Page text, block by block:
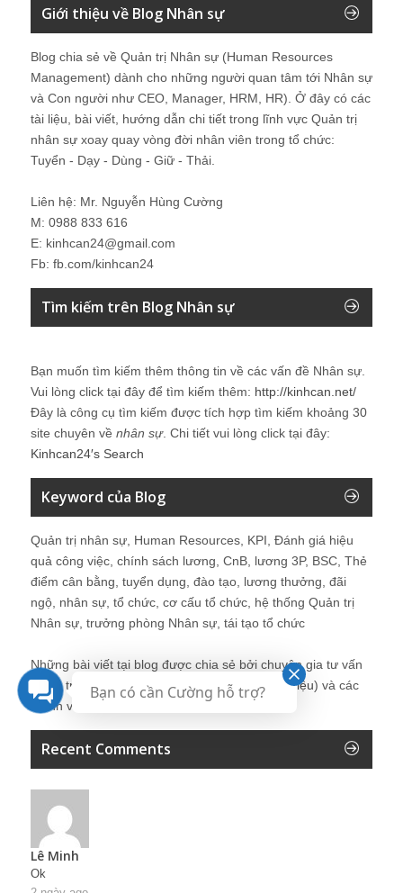
Giới thiệu về Blog Nhân sự
Blog chia sẻ về Quản trị Nhân sự (Human Resources
Management) dành cho những người quan tâm tới Nhân sự
và Con người như CEO, Manager, HRM, HR). Ở đây có các
tài liệu, bài viết, hướng dẫn chi tiết trong lĩnh vực Quản trị
nhân sự xoay quay vòng đời nhân viên trong tổ chức:
Tuyển - Dạy - Dùng - Giữ - Thải.
Liên hệ: Mr. Nguyễn Hùng Cường
M: 0988 833 616
E: kinhcan24@gmail.com
Fb: fb.com/kinhcan24
Tìm kiếm trên Blog Nhân sự
Bạn muốn tìm kiếm thêm thông tin về các vấn đề Nhân sự
Vui lòng click tại đây để tìm kiếm thêm: http://kinhcan.net/
Đây là công cụ tìm kiếm được tích hợp tìm kiếm khoảng 30
site chuyên về nhân sự. Chi tiết vui lòng click tại đây:
Kinhcan24′s Search
Keyword của Blog
Quản trị nhân sự, Human Resources, KPI, Đánh giá hiệu
quả công việc, chính sách lương, CnB, lương 3P, BSC, Thẻ
điểm cân bằng, tuyển dụng, đào tạo, lương thưởng, đãi
ngộ, nhân sự, tổ chức, cơ cấu tổ chức, hệ thống Quản trị
Nhân sự, trưởng phòng Nhân sự, tái tạo tổ chức
Những bài viết tại blog được chia sẻ bởi chuyên gia tư vấn
Quản trị Nhân sự Nguyễn Hùng Cường (giới thiệu) và các
thành viên khác trong cộng đồng Nhân sự.
Recent Comments
Lê Minh
Ok
Bạn có cần Cường hỗ trợ?